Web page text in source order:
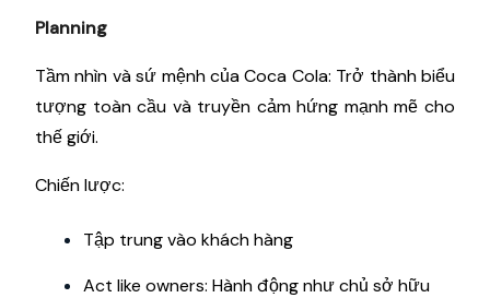
Planning
Tầm nhìn và sứ mệnh của Coca Cola: Trở thành biểu
tượng toàn cầu và truyền cảm hứng mạnh mẽ cho
thế giới.
Chiến lược:
Tập trung vào khách hàng
Act like owners: Hành động như chủ sở hữu